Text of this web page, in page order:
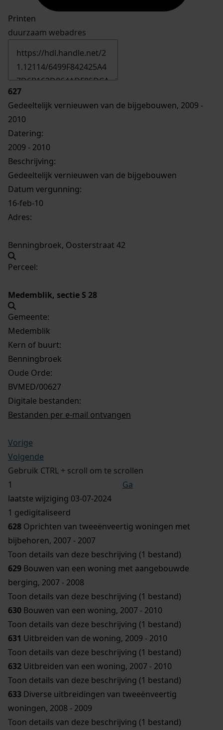
Printen
duurzaam webadres
627
Gedeeltelijk vernieuwen van de bijgebouwen, 2009 -
2010
Datering:
2009 - 2010
Beschrijving:
Gedeeltelijk vernieuwen van de bijgebouwen
Datum vergunning:
16-feb-10
Adres:
Benningbroek, Oosterstraat 42
Perceel:
Medemblik, sectie S 28
Gemeente:
Medemblik
Kern of buurt:
Benningbroek
Oude Orde:
BVMED/00627
Digitale bestanden:
Bestanden per e-mail ontvangen
Vorige
Volgende
Gebruik CTRL + scroll om te scrollen
Ga
laatste wijziging 03-07-2024
1 gedigitaliseerd
628 Oprichten van tweeënveertig woningen met
bijbehoren, 2007 - 2007
Toon details van deze beschrijving (1 bestand)
629 Bouwen van een woning met aangebouwde
berging, 2007 - 2008
Toon details van deze beschrijving (1 bestand)
630 Bouwen van een woning, 2007 - 2010
Toon details van deze beschrijving (1 bestand)
631 Uitbreiden van de woning, 2009 - 2010
Toon details van deze beschrijving (1 bestand)
632 Uitbreiden van een woning, 2007 - 2010
Toon details van deze beschrijving (1 bestand)
633 Diverse uitbreidingen van tweeënveertig
woningen, 2008 - 2009
Toon details van deze beschrijving (1 bestand)